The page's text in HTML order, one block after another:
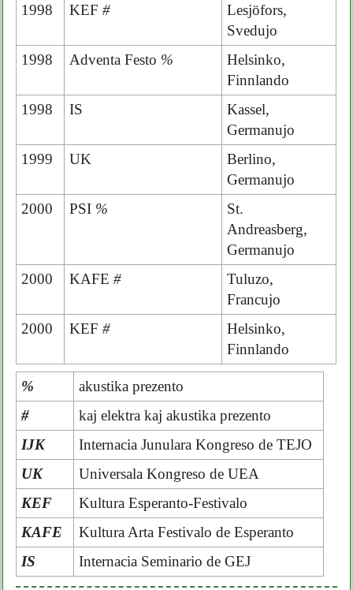
1998
KEF #
Lesjöfors,
Svedujo
1998
Adventa Festo %
Helsinko,
Finnlando
1998
IS
Kassel,
Germanujo
1999
UK
Berlino,
Germanujo
2000
PSI %
St.
Andreasberg,
Germanujo
2000
KAFE #
Tuluzo,
Francujo
2000
KEF #
Helsinko,
Finnlando
%
akustika prezento
#
kaj elektra kaj akustika prezento
IJK
Internacia Junulara Kongreso de TEJO
UK
Universala Kongreso de UEA
KEF
Kultura Esperanto-Festivalo
KAFE
Kultura Arta Festivalo de Esperanto
IS
Internacia Seminario de GEJ